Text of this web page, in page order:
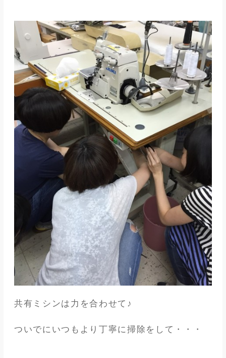
共有ミシンは力を合わせて♪
ついでにいつもより丁寧に掃除をして・・・